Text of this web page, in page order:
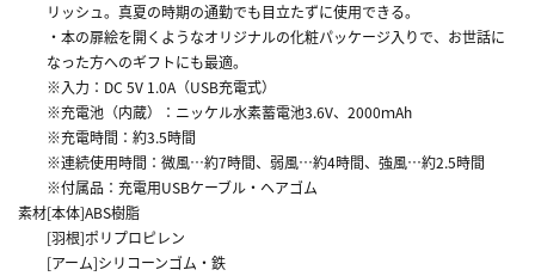
リッシュ。真夏の時期の通勤でも目立たずに使用できる。
・本の扉絵を開くようなオリジナルの化粧パッケージ入りで、お世話に
なった方へのギフトにも最適。
※入力：DC 5V 1.0A（USB充電式）
※充電池（内蔵）：ニッケル水素蓄電池3.6V、2000ｍAh
※充電時間：約3.5時間
※連続使用時間：微風…約7時間、弱風…約4時間、強風…約2.5時間
※付属品：充電用USBケーブル・ヘアゴム
素材[本体]ABS樹脂
[羽根]ポリプロピレン
[アーム]シリコーンゴム・鉄